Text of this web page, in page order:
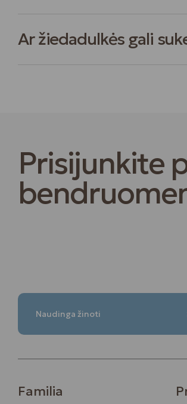
Ar žiedadulkės gali
Prisijunkite
Naudinga žinoti
Familia